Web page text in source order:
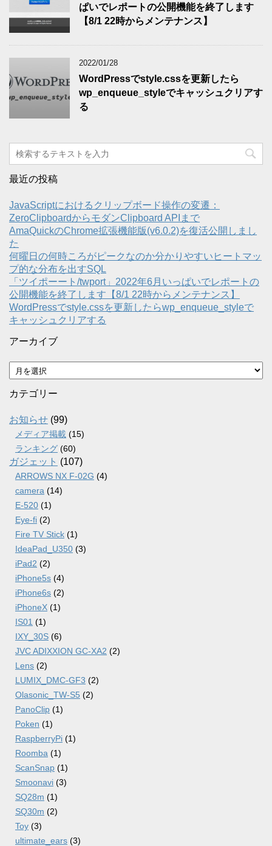
ぱいでレポートの公開機能を終了します
【8/1 22時からメンテナンス】
2022/01/28
WordPressでstyle.cssを更新したら
wp_enqueue_styleでキャッシュクリアす
る
最近の投稿
JavaScriptにおけるクリップボード操作の変遷：
ZeroClipboardからモダンClipboard APIまで
AmaQuickのChrome拡張機能版(v6.0.2)を復活公開しまし
た
何曜日の何時ころがピークなのか分かりやすいヒートマッ
プ的な分布を出すSQL
「ツイポーート/twport」2022年6月いっぱいでレポートの
公開機能を終了します【8/1 22時からメンテナンス】
WordPressでstyle.cssを更新したらwp_enqueue_styleで
キャッシュクリアする
アーカイブ
ア
ー
カ
ブ
カテゴリー
お知らせ (99)
メディア掲載 (15)
ランキング (60)
ガジェット (107)
ARROWS NX F-02G (4)
camera (14)
E-520 (1)
Eye-fi (2)
Fire TV Stick (1)
IdeaPad_U350 (3)
iPad2 (2)
iPhone5s (4)
iPhone6s (2)
iPhoneX (1)
IS01 (1)
IXY_30S (6)
JVC ADIXXION GC-XA2 (2)
Lens (2)
LUMIX_DMC-GF3 (2)
Olasonic_TW-S5 (2)
PanoClip (1)
Poken (1)
RaspberryPi (1)
Roomba (1)
ScanSnap (1)
Smoonavi (3)
SQ28m (1)
SQ30m (2)
Toy (3)
ultimate_ears (3)